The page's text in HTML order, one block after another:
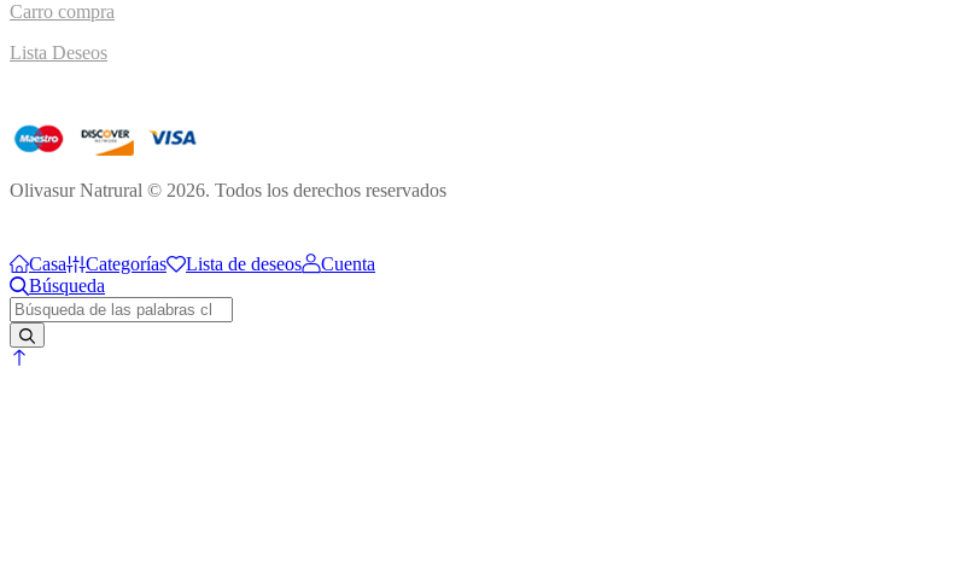
Carro compra
Lista Deseos
Olivasur Natrural © 2026. Todos los derechos reservados
Casa Categorías Lista de deseos
Cuenta
Búsqueda